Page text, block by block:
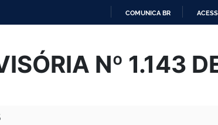
O
CONTEÚDO
COMUNICA BR
Nº 1.143